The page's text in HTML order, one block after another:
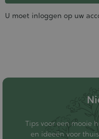
U moet inloggen op uw
Tips voor een mooie
en ideeën voor